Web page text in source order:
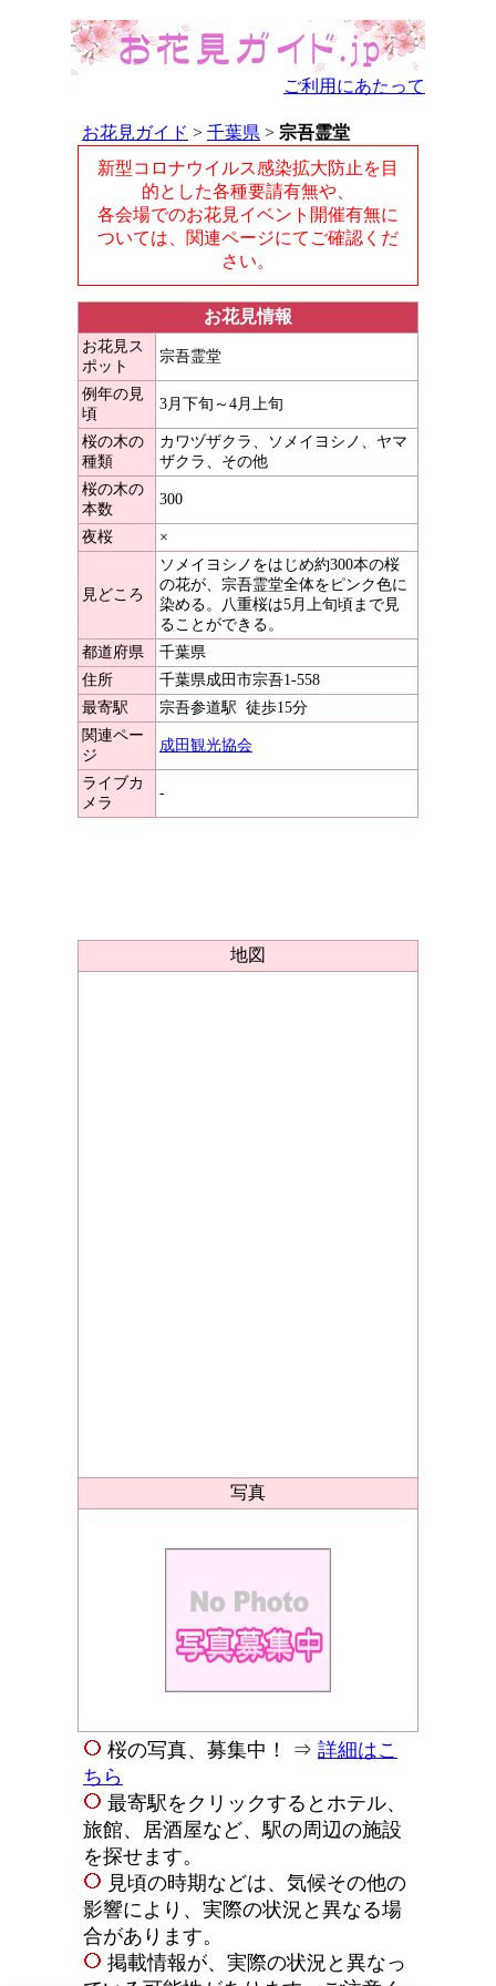
ご利用にあたって
お花見ガイド > 千葉県 > 宗吾霊堂
新型コロナウイルス感染拡大防止を目
的とした各種要請有無や、
各会場でのお花見イベント開催有無に
ついては、関連ページにてご確認くだ
さい。
お花見情報
お花見ス
ポット
宗吾霊堂
例年の見
頃
3月下旬～4月上旬
桜の木の
種類
カワヅザクラ、ソメイヨシノ、ヤマ
ザクラ、その他
桜の木の
本数
300
夜桜 ×
見どころ
ソメイヨシノをはじめ約300本の桜
の花が、宗吾霊堂全体をピンク色に
染める。八重桜は5月上旬頃まで見
ることができる。
都道府県
千葉県
住所
千葉県成田市宗吾1-558
最寄駅
宗吾参道駅 徒歩15分
関連ペー
ジ
成田観光協会
ライブカ
メラ
-
地図
写真
桜の写真、募集中！ ⇒ 詳細はこ
ちら
最寄駅をクリックするとホテル、
旅館、居酒屋など、駅の周辺の施設
を探せます。
見頃の時期などは、気候その他の
影響により、実際の状況と異なる場
合があります。
掲載情報が、実際の状況と異なっ